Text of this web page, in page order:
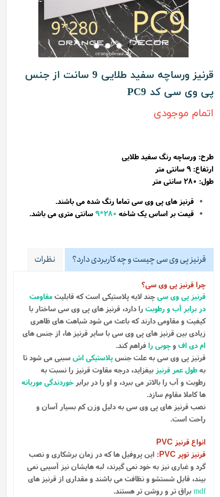
قرنیز ورساچه سفید طلایی 9 سانت از جنس
پی وی سی کد PC9
اتمام موجودی
طرح: ورساچه رنگ سفید طلایی
ارتفاع: 9 سانتی متر
طول: 280 سانتی متر
قرنیز های پی وی سی تماما رنگ شده می باشند.
قیمت بر اساس یک شاخه 280*9 سانتی متری می باشد.
قرنیز پی وی سی چیست و چه کاربردی دارد؟ نظرات
چرا قرنیز پی وی سی؟
قرنیز پی وی سیچند لایه پلاستیکی است که قابلیتمقاومت
در برابر آب و رطوبت را دارد، قرنیز های پی وی سی ساختار با
کیفیت و مقاومی دارند که باعث می شود شباهت های ظاهری
زیادی بین قرنیز های پی وی سی با سایر قرنیز ها، از جنس های
ام دی اف وچوبی را فراهم کند.
قرنیز پی وی سی به علت جنسپلاستیکی اشسببی می شود تا
بهطول عمر قرنیز بیفزاید، درجه مقاوت قرنیز را نسبت به
رطوبت و آب را بالاتر می ببرد، و او را در برابر خوردندگی موریانه
ها کاملا مقاوم سازد.
نصب قرنیز های پی وی سی به دلیل وزن کم بسیار آسان و
راحت است.
انواع قرنیز PVC
قرنیز توپر PVC
: این پروفیل ها که در زمان برشکاری و نصب
گرد و غباری نیز به خود نمی گیرند، لبه هایشان نیز آسیبی نمی
بیند، قابل شستشو و نظافت می باشند و مقداری از قرنیز های
mdfبراق تر و روشن تر هستند.